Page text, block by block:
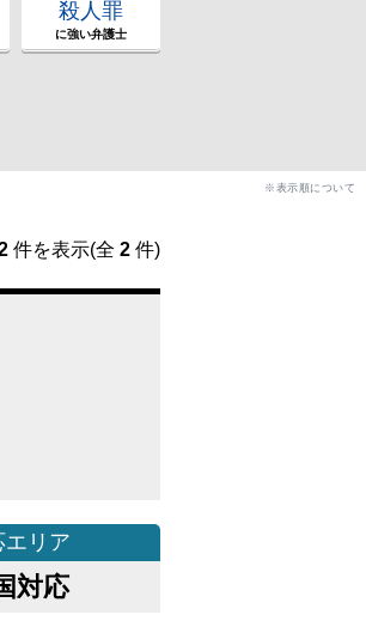
殺人罪
に強い弁護士
※表示順について
件を表示(全 2 件)
エリア
対応